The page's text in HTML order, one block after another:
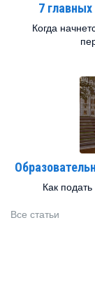
7
Когда
Как
Все статьи